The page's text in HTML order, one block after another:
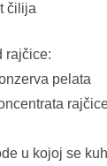
čilija
rajčice:
pelata
u kojoj se